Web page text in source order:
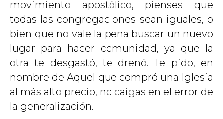
movimiento apostólico, pienses que
todas las congregaciones sean iguales, o
bien que no vale la pena buscar un nuevo
lugar para hacer comunidad, ya que la
otra te desgastó, te drenó. Te pido, en
nombre de Aquel que compró una Iglesia
al más alto precio, no caigas en el error de
la generalización.